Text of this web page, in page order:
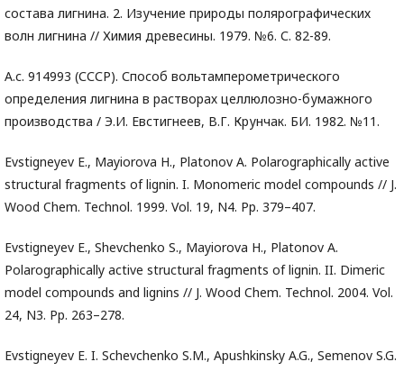
состава лигнина. 2. Изучение природы полярографических
волн лигнина // Химия древесины. 1979. №6. С. 82-89.
А.с. 914993 (СССР). Способ вольтамперометрического
определения лигнина в растворах целлюлозно-бумажного
производства / Э.И. Евстигнеев, В.Г. Крунчак. БИ. 1982. №11.
Evstigneyev E., Mayiorova H., Platonov A. Polarographically active
structural fragments of lignin. I. Monomeric model compounds // J.
Wood Chem. Technol. 1999. Vol. 19, N4. Рp. 379–407.
Evstigneyev E., Shevchenko S., Mayiorova H., Platonov A.
Polarographically active structural fragments of lignin. II. Dimeric
model compounds and lignins // J. Wood Chem. Technol. 2004. Vol.
24, N3. Pp. 263–278.
Evstigneyev E. I. Schevchenko S.M., Apushkinsky A.G., Semenov S.G.